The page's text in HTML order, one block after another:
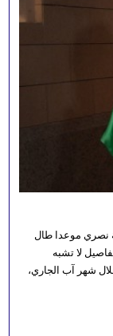
نصري موعدا طال
لا تشبه
شهر آب الجاري،